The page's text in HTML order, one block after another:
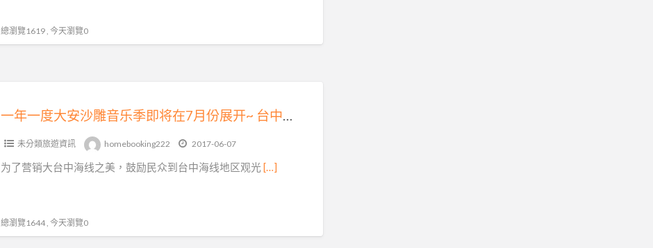
總瀏覽1619 , 今天瀏覽0
一年一度大安沙雕音乐季即将在7月份展开~ 台中Booking逢甲
未分類旅遊資訊 homebooking222 2017-06-07
为了营销大台中海线之美，鼓励民众到台中海线地区观光 […]
總瀏覽1644 , 今天瀏覽0